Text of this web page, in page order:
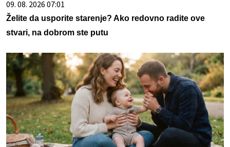
09. 08. 2026 07:01
Želite da usporite starenje? Ako redovno radite ove
stvari, na dobrom ste putu